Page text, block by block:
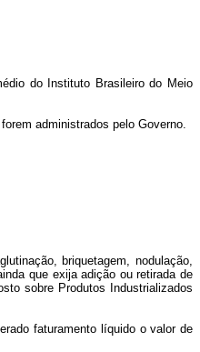
do Instituto Brasileiro do Meio
administrados pelo Governo.
briquetagem, nodulação,
que exija adição ou retirada de
sobre Produtos Industrializados
faturamento líquido o valor de